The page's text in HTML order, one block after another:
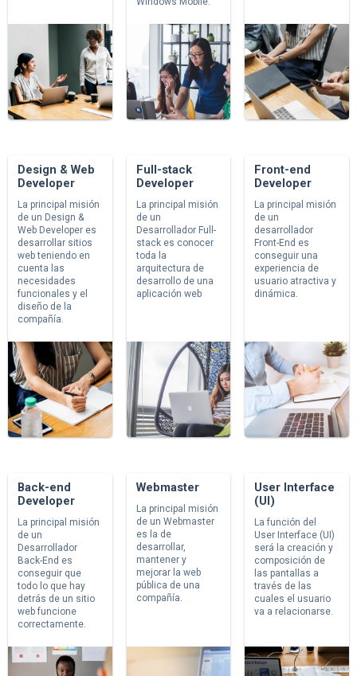
Design & Web
Developer
La principal misión
de un Design &
Web Developer es
desarrollar sitios
web teniendo en
cuenta las
necesidades
funcionales y el
diseño de la
compañía.
Full-stack
Developer
La principal misión
de un
Desarrollador Full-
stack es conocer
toda la
arquitectura de
desarrollo de una
aplicación web
Front-end
Developer
La principal misión
de un
desarrollador
Front-End es
conseguir una
experiencia de
usuario atractiva y
dinámica.
Back-end
Developer
La principal misión
de un
Desarrollador
Back-End es
conseguir que
todo lo que hay
detrás de un sitio
web funcione
correctamente.
Webmaster
La principal misión
de un Webmaster
es la de
desarrollar,
mantener y
mejorar la web
pública de una
compañía.
User Interface
(UI)
La función del
User Interface (UI)
será la creación y
composición de
las pantallas a
través de las
cuales el usuario
va a relacionarse.